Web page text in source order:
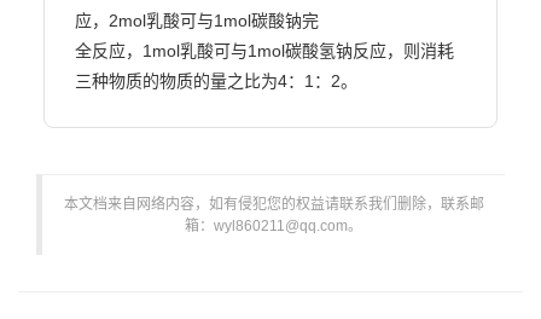
应，2mol乳酸可与1mol碳酸钠完
全反应，1mol乳酸可与1mol碳酸氢钠反应，则消耗
本文档来自网络内容，如有侵犯您的权益请联系我们删除，联系邮
箱：wyl860211@qq.com。